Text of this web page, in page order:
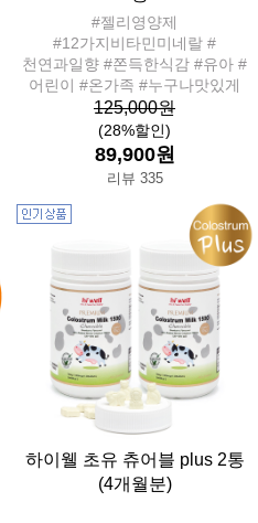
#젤리영양제
#12가지비타민미네랄 #
천연과일향 #쫀득한식감 #유아 #
어린이 #온가족 #누구나맛있게
125,000원
(28%할인)
89,900원
리뷰 335
하이웰 초유 츄어블 plus 2통
(4개월분)